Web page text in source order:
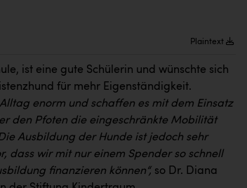
Plaintext
ist eine gute Schülerin und wünschte sich
für mehr Eigenständigkeit.
enorm und schaffen es mit dem Einsatz
den Pfoten die eingeschränkte Mobilität
Ausbildung der Hunde ist jedoch sehr
dass wir mit nur einem Spender so schnell
finanzieren können“, so Dr. Diana